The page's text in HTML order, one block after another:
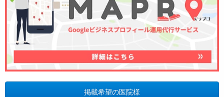
掲載希望の医院様